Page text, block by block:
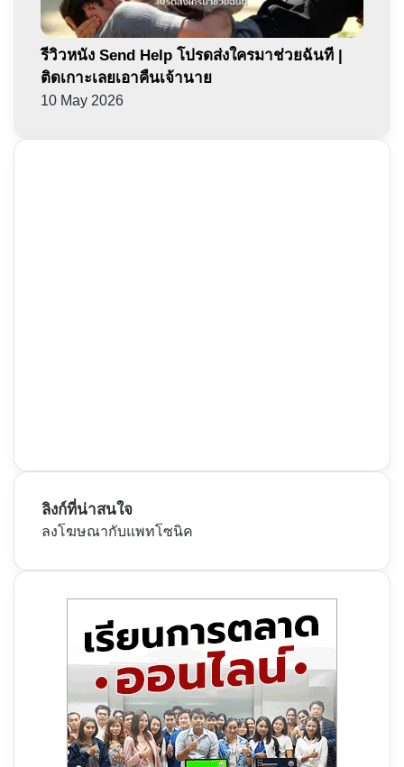
รีวิวหนัง Send Help โปรดส่งใครมาช่วยฉันที |
ติดเกาะเลยเอาคืนเจ้านาย
10 May 2026
ลิงก์ที่น่าสนใจ
ลงโฆษณากับแพทโซนิค